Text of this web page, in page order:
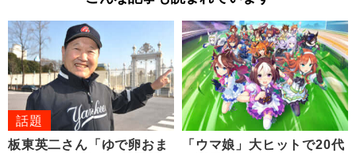
話題
板東英二さん「ゆで卵おま
「ウマ娘」大ヒットで20代